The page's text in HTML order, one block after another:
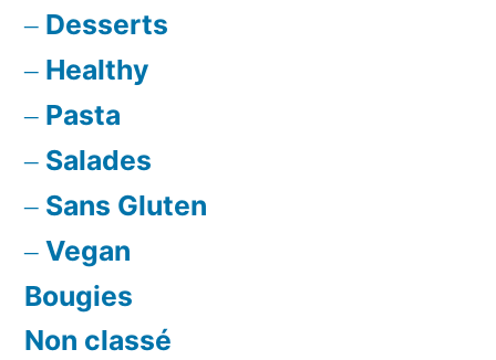
Desserts
Healthy
Pasta
Salades
Sans Gluten
Vegan
Bougies
Non classé